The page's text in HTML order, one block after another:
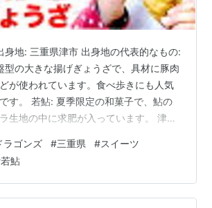
身地: 三重県津市 出身地の代表的なもの:
型の大きな揚げぎょうざで、具材に豚肉
が使われています。食べ歩きにも人気
す。 若鮎: 夏季限定の和菓子で、鮎の
生地の中に求肥が入っています。 津市
グルメが知られています。三重県全体
の「赤福餅」などが有名ですね。 【生
ケ】お取り寄せグルメ B級グルメ B-1グ
【麦一等兵】原材料 オール 国産 特
ラゴンズ #三重県 #スイーツ
若鮎